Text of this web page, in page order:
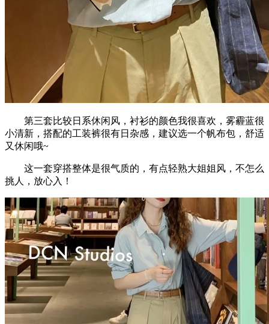
第三套比较日系休闲风，衬衫的颜色我很喜欢，雾霾蓝很
小清新，搭配的工装裤很有日杂感，建议选一个帆布包，舒适
又休闲哦~
这一套穿搭整体是很气质的，有点轻熟大姐姐风，不怎么
挑人，放心入！